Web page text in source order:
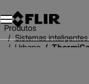
Produtos
Sistemas inteligentes de
Urbano